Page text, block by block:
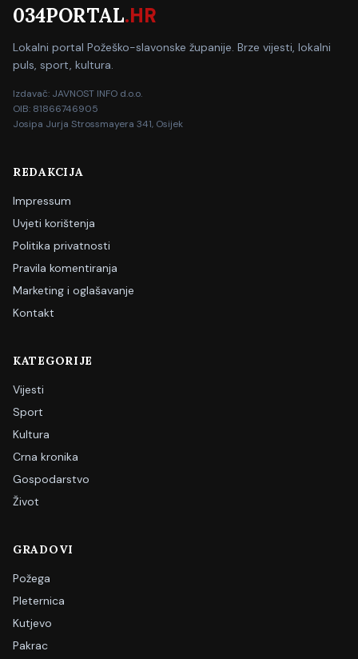
034PORTAL.HR
Lokalni portal Požeško-slavonske županije. Brze vijesti, lokalni
puls, sport, kultura.
Izdavač: JAVNOST INFO d.o.o.
OIB: 81866746905
Josipa Jurja Strossmayera 341, Osijek
REDAKCIJA
Impressum
Uvjeti korištenja
Politika privatnosti
Pravila komentiranja
Marketing i oglašavanje
Kontakt
KATEGORIJE
Vijesti
Sport
Kultura
Crna kronika
Gospodarstvo
Život
GRADOVI
Požega
Pleternica
Kutjevo
Pakrac